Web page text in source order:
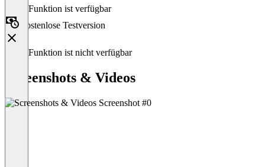
Diese Funktion ist verfügbar
Kostenlose Testversion
Diese Funktion ist nicht verfügbar
Screenshots & Videos